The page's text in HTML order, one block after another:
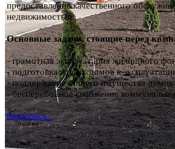
предоставления качественного
недвижимостью.
Основные задачи, стоящие перед
- грамотная эксплуатация жилищного
- подготовка жилых домов к
- поддержание общего имущества
- бесперебойное снабжение
Подробнее...